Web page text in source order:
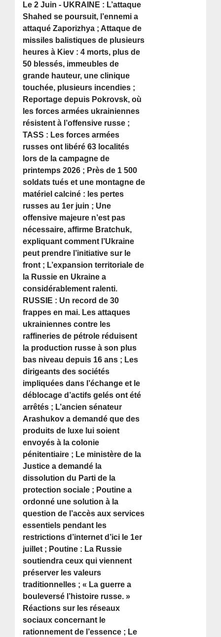
Le 2 Juin - UKRAINE : L’attaque
Shahed se poursuit, l’ennemi a
attaqué Zaporizhya ; Attaque de
missiles balistiques de plusieurs
heures à Kiev : 4 morts, plus de
50 blessés, immeubles de
grande hauteur, une clinique
touchée, plusieurs incendies ;
Reportage depuis Pokrovsk, où
les forces armées ukrainiennes
résistent à l’offensive russe ;
TASS : Les forces armées
russes ont libéré 63 localités
lors de la campagne de
printemps 2026 ; Près de 1 500
soldats tués et une montagne de
matériel calciné : les pertes
russes au 1er juin ; Une
offensive majeure n’est pas
nécessaire, affirme Bratchuk,
expliquant comment l’Ukraine
peut prendre l’initiative sur le
front ; L’expansion territoriale de
la Russie en Ukraine a
considérablement ralenti.
RUSSIE : Un record de 30
frappes en mai. Les attaques
ukrainiennes contre les
raffineries de pétrole réduisent
la production russe à son plus
bas niveau depuis 16 ans ; Les
dirigeants des sociétés
impliquées dans l’échange et le
déblocage d’actifs gelés ont été
arrêtés ; L’ancien sénateur
Arashukov a demandé que des
produits de luxe lui soient
envoyés à la colonie
pénitentiaire ; Le ministère de la
Justice a demandé la
dissolution du Parti de la
protection sociale ; Poutine a
ordonné une solution à la
question de l’accès aux services
essentiels pendant les
restrictions d’internet d’ici le 1er
juillet ; Poutine : La Russie
soutiendra ceux qui viennent
préserver les valeurs
traditionnelles ; « La guerre a
bouleversé l’histoire russe. »
Réactions sur les réseaux
sociaux concernant le
rationnement de l’essence ; Le